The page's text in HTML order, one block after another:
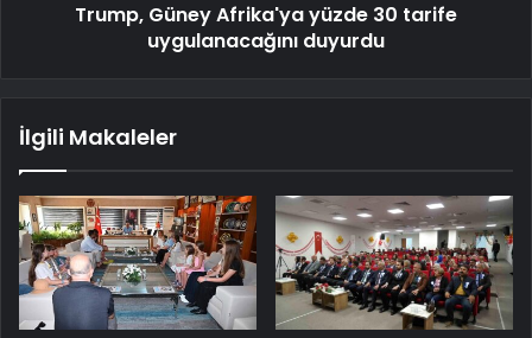
Trump, Güney Afrika'ya yüzde 30 tarife
uygulanacağını duyurdu
İlgili Makaleler